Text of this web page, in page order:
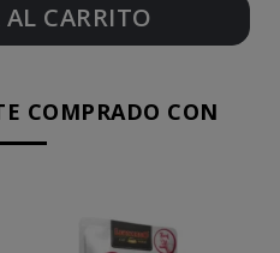
CARRITO
COMPRADO CON